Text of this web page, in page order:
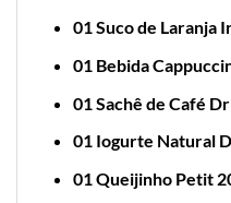
01 Suco de Laranja
01 Bebida
01 Sachê de Café
01 Iogurte Natural
01 Queijinho Petit